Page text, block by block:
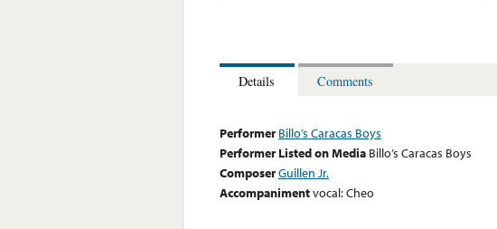
Details Comments
Performer Billo’s Caracas Boys
Performer Listed on Media Billo’s Caracas Boys
ComposerGuillen Jr.
Accompanimentvocal: Cheo